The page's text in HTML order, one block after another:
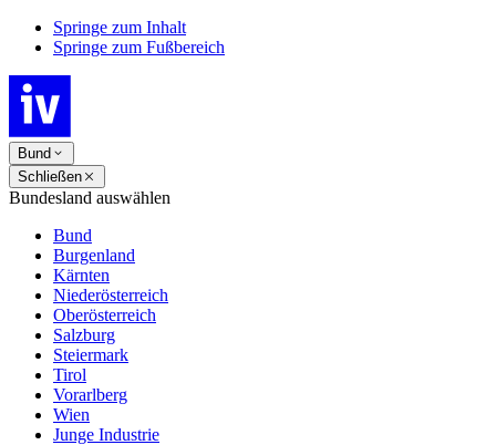
Springe zum Inhalt
Springe zum Fußbereich
Bund
Schließen
Bundesland auswählen
Bund
Burgenland
Kärnten
Niederösterreich
Oberösterreich
Salzburg
Steiermark
Tirol
Vorarlberg
Wien
Junge Industrie